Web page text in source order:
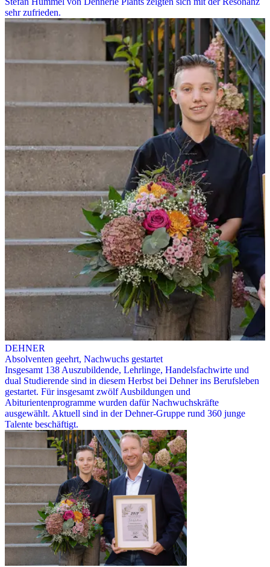
sehr zufrieden.
DEHNER
Absolventen geehrt, Nachwuchs gestartet
Insgesamt 138 Auszubildende, Lehrlinge, Handelsfachwirte und
dual Studierende sind in diesem Herbst bei Dehner ins Berufsleben
gestartet. Für insgesamt zwölf Ausbildungen und
Abiturientenprogramme wurden dafür Nachwuchskräfte
ausgewählt. Aktuell sind in der Dehner-Gruppe rund 360 junge
Talente beschäftigt.